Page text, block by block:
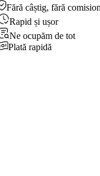
Fără câștig, fără comision
Rapid și ușor
Ne ocupăm de tot
Plată rapidă